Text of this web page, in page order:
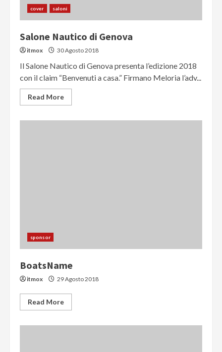
cover saloni
Salone Nautico di Genova
itmox 30 Agosto 2018
Il Salone Nautico di Genova presenta l’edizione 2018
con il claim “Benvenuti a casa.” Firmano Meloria l’adv...
Read More
sponsor
BoatsName
itmox 29 Agosto 2018
Read More